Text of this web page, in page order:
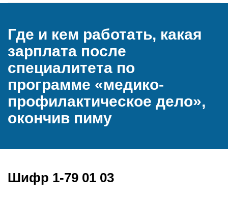
Где и кем работать, какая
зарплата после
специалитета по
программе «медико-
профилактическое дело»,
окончив пиму
Шифр 1-79 01 03